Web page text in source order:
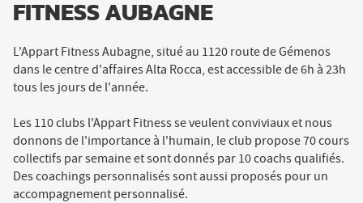
FITNESS AUBAGNE
L'Appart Fitness Aubagne, situé au 1120 route de Gémenos
dans le centre d'affaires Alta Rocca, est accessible de 6h à 23h
tous les jours de l'année.
Les 110 clubs l'Appart Fitness se veulent conviviaux et nous
donnons de l'importance à l'humain, le club propose 70 cours
collectifs par semaine et sont donnés par 10 coachs qualifiés.
Des coachings personnalisés sont aussi proposés pour un
accompagnement personnalisé.